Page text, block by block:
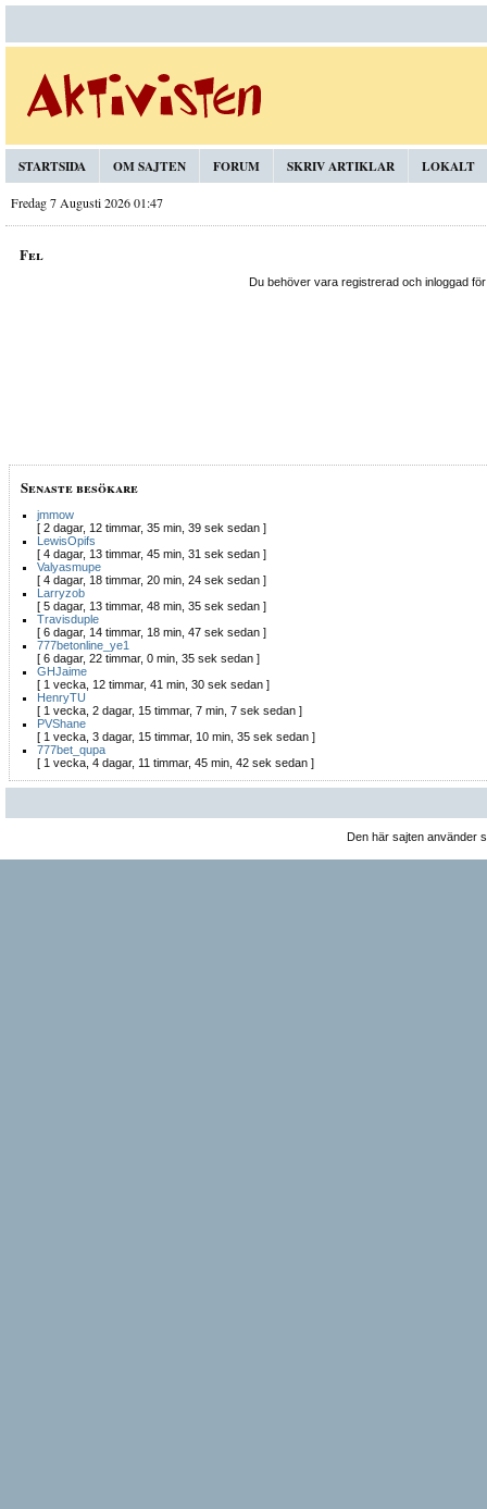
STARTSIDA OM SAJTEN FORUM SKRIV ARTIKLAR LOKALT
Fredag 7 Augusti 2026 01:47
Fel
Du behöver vara registrerad och inloggad
Senaste besökare
jmmow
[ 2 dagar, 12 timmar, 35 min, 39 sek sedan ]
LewisOpifs
[ 4 dagar, 13 timmar, 45 min, 31 sek sedan ]
Valyasmupe
[ 4 dagar, 18 timmar, 20 min, 24 sek sedan ]
Larryzob
[ 5 dagar, 13 timmar, 48 min, 35 sek sedan ]
Travisduple
[ 6 dagar, 14 timmar, 18 min, 47 sek sedan ]
777betonline_ye1
[ 6 dagar, 22 timmar, 0 min, 35 sek sedan ]
GHJaime
[ 1 vecka, 12 timmar, 41 min, 30 sek sedan ]
HenryTU
[ 1 vecka, 2 dagar, 15 timmar, 7 min, 7 sek sedan ]
PVShane
[ 1 vecka, 3 dagar, 15 timmar, 10 min, 35 sek sedan ]
777bet_qupa
[ 1 vecka, 4 dagar, 11 timmar, 45 min, 42 sek sedan ]
Den här sajten använder